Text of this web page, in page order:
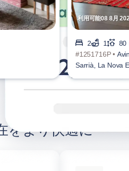
利用可能08 8月
2 1
80
#1251716P •
Sarrià, La Nova
をより快適に